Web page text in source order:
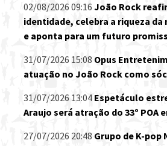
02/08/2026 09:16 João Rock
identidade, celebra a riqueza da
e aponta para um futuro
31/07/2026 15:08 Opus
atuação no João Rock como
31/07/2026 13:04 Espetáculo
Araujo será atração do 33º POA
27/07/2026 20:48 Grupo de K-pop